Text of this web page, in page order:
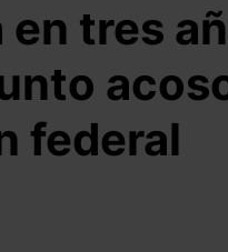
en tres
federal